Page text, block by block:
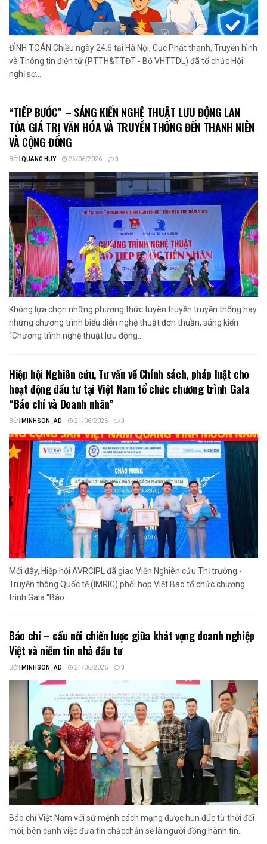
ĐÌNH TOÁN Chiều ngày 24.6 tại Hà Nội, Cục Phát thanh, Truyền hình
và Thông tin điện tử (PTTH&TTĐT - Bộ VHTTDL) đã tổ chức Hội
nghị sơ...
“TIẾP BƯỚC” – SÁNG KIẾN NGHỆ THUẬT LƯU ĐỘNG LAN
TỎA GIÁ TRỊ VĂN HÓA VÀ TRUYỀN THỐNG ĐẾN THANH NIÊN
VÀ CỘNG ĐỒNG
BỞI QUANG HUY 25/06/2026 0
Không lựa chọn những phương thức tuyên truyền truyền thống hay
những chương trình biểu diễn nghệ thuật đơn thuần, sáng kiến
“Chương trình nghệ thuật lưu động...
Hiệp hội Nghiên cứu, Tư vấn về Chính sách, pháp luật cho
hoạt động đầu tư tại Việt Nam tổ chức chương trình Gala
“Báo chí và Doanh nhân”
BỞI MINHSON_AD 21/06/2026 0
Mới đây, Hiệp hội AVRCIPL đã giao Viện Nghiên cứu Thị trường -
Truyền thông Quốc tế (IMRIC) phối hợp Việt Báo tổ chức chương
trình Gala “Báo...
Báo chí – cầu nối chiến lược giữa khát vọng doanh nghiệp
Việt và niềm tin nhà đầu tư
BỞI MINHSON_AD 21/06/2026 0
Báo chí Việt Nam với sứ mệnh cách mạng được hun đúc từ thời đổi
mới, bên cạnh việc đưa tin chắcchắn sẽ là người đồng hành tin...